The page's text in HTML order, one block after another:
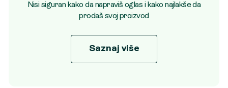
Nisi siguran kako da napraviš oglas i kako najlakše da
prodaš svoj proizvod
Saznaj više